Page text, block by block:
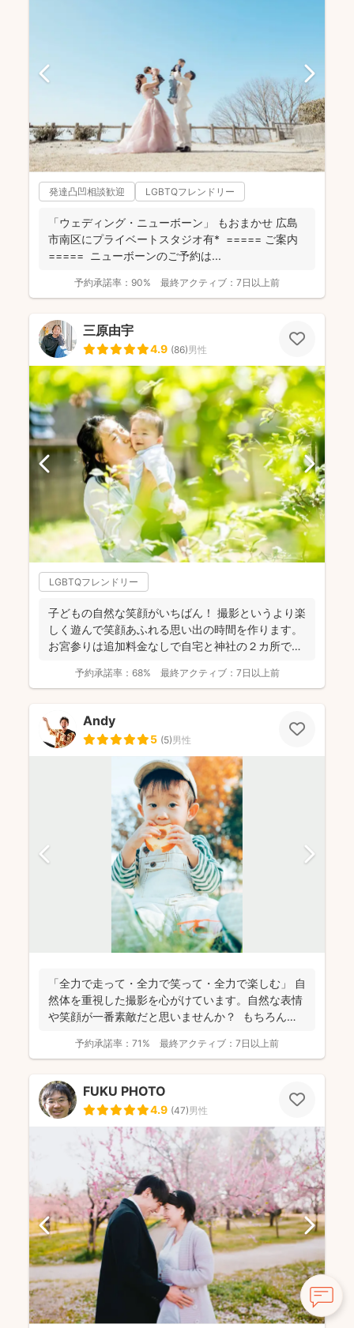
発達凸凹相談歓迎 LGBTQフレンドリー
「ウェディング・ニューボーン」 もおまかせ 広島
市南区にプライベートスタジオ有* ===== ご案内
===== ニューボーンのご予約は...
予約承諾率： 90% 最終アクティブ： 7日以上前
三原由宇
4.9 (86)男性
LGBTQフレンドリー
子どもの自然な笑顔がいちばん！ 撮影というより楽
しく遊んで笑顔あふれる思い出の時間を作ります。
お宮参りは追加料金なしで自宅と神社の２カ所で撮
予約承諾率： 68% 最終アクティブ： 7日以上前
Andy
5 (5)男性
「全力で走って・全力で笑って・全力で楽しむ」 自
然体を重視した撮影を心がけています。自然な表情
や笑顔が一番素敵だと思いませんか？ もちろん、
予約承諾率： 71% 最終アクティブ： 7日以上前
FUKU PHOTO
4.9 (47)男性